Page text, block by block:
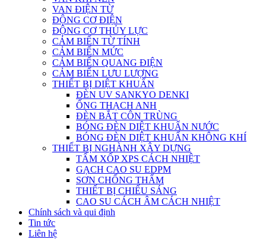
VAN ĐIỆN TỪ
ĐỘNG CƠ ĐIỆN
ĐỘNG CƠ THỦY LỰC
CẢM BIẾN TỪ TÍNH
CẢM BIẾN MỨC
CẢM BIẾN QUANG ĐIỆN
CẢM BIẾN LƯU LƯỢNG
THIẾT BỊ DIỆT KHUẨN
ĐÈN UV SANKYO DENKI
ỐNG THẠCH ANH
ĐÈN BẮT CÔN TRÙNG
BÓNG ĐÈN DIỆT KHUẨN NƯỚC
BÓNG ĐÈN DIỆT KHUẨN KHÔNG KHÍ
THIẾT BỊ NGHÀNH XÂY DỰNG
TẤM XỐP XPS CÁCH NHIỆT
GẠCH CAO SU EDPM
SƠN CHỐNG THẤM
THIẾT BỊ CHIẾU SÁNG
CAO SU CÁCH ÂM CÁCH NHIỆT
Chính sách và qui định
Tin tức
Liên hệ